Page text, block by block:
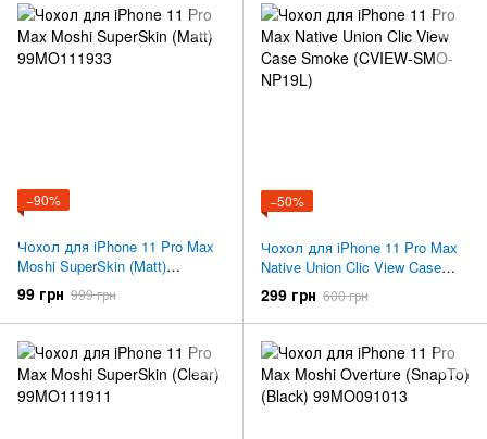
−90%
Чохол для iPhone 11 Pro Max
Moshi SuperSkin (Matt)
99MO111933
99 грн 999 грн
−50%
Чохол для iPhone 11 Pro Max
Native Union Clic View Case
Smoke (CVIEW-SMO-NP19L)
299 грн 600 грн